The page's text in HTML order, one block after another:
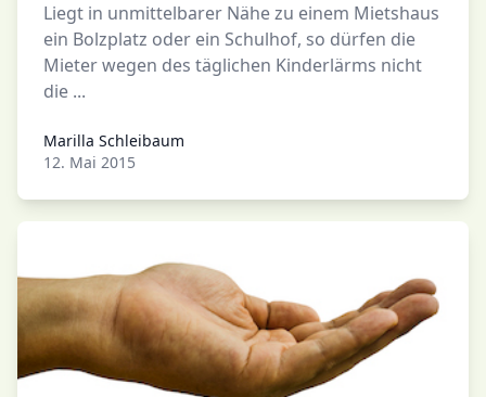
Liegt in unmittelbarer Nähe zu einem Mietshaus
ein Bolzplatz oder ein Schulhof, so dürfen die
Mieter wegen des täglichen Kinderlärms nicht
die ...
Marilla Schleibaum
Marilla Schleibaum
12. Mai 2015